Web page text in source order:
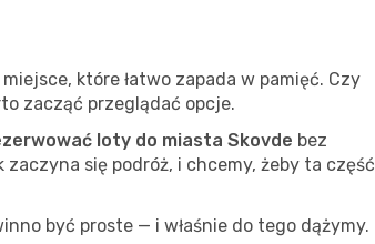
które łatwo zapada w pamięć. Czy
zacząć przeglądać opcje.
loty do miasta Skovde bez
się podróż, i chcemy, żeby ta część
być proste — i właśnie do tego dążymy.